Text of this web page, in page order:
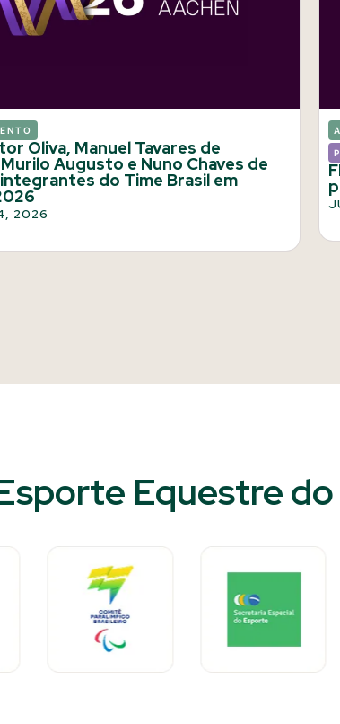
Oliva, Manuel Tavares de
Augusto e Nuno Chaves de
do Time Brasil em
2026
Equestre do